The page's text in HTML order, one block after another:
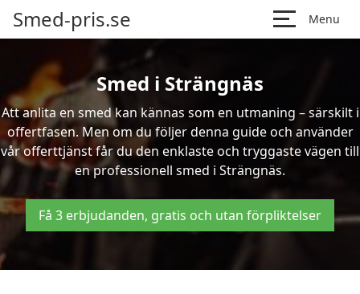
Smed-pris.se Menu
Smed i Strängnäs
Att anlita en smed kan kännas som en utmaning – särskilt i
offertfasen. Men om du följer denna guide och använder
vår offerttjänst får du den enklaste och tryggaste vägen till
en professionell smed i Strängnäs.
Få 3 erbjudanden, gratis och utan förpliktelser